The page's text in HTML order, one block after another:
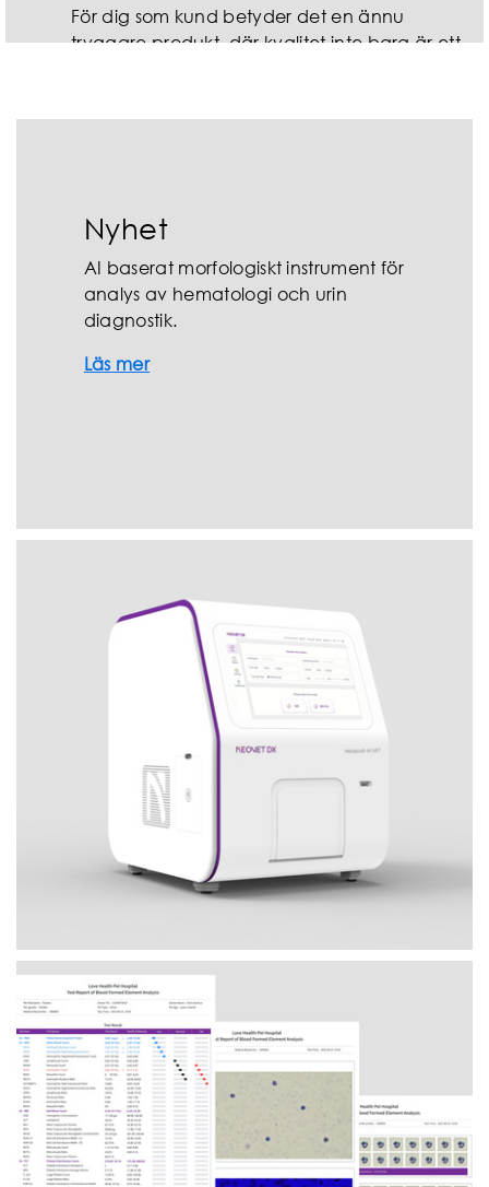
För dig som kund betyder det en ännu
tryggare produkt, där kvalitet inte bara är ett
Nyhet
AI baserat morfologiskt instrument för
analys av hematologi och urin
diagnostik.
Läs mer